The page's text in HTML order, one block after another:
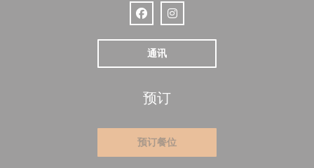
Facebook ((在新窗口中打开))
Instagram ((在新窗口中打开))
通讯
预订
预订餐位